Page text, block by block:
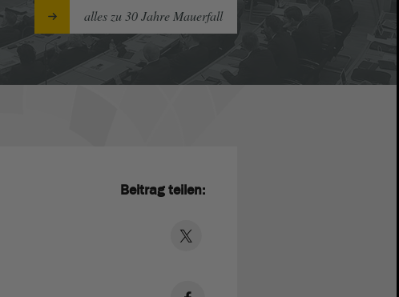
alles zu 30 Jahre Mauerfall
Beitrag teilen: